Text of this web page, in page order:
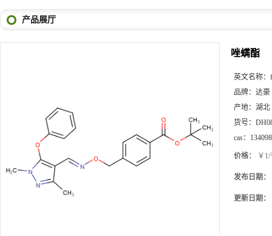
产品展厅
唑螨酯
英文名称：
品牌： 达豪
产地： 湖北
货号：
cas：
价格： ￥
发布日期：
更新日期：